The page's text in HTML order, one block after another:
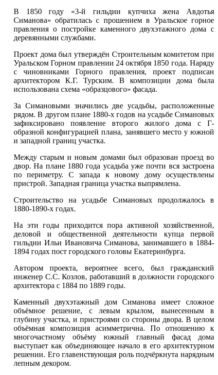
В 1850 году «3-й гильдии купчиха жена Авдотья
Симанова» обратилась с прошением в Уральское горное
правления о постройке каменного двухэтажного дома с
деревянными службами.
Проект дома был утверждён Строительным комитетом при
Уральском Горном правлении 24 октября 1850 года. Наряду
с чиновниками Горного правления, проект подписан
архитектором К.Г. Турским. В композиции дома была
использована схема «образцового» фасада.
За Симановыми значились две усадьбы, расположенные
рядом. В другом плане 1880-х годов на усадьбе Симановых
зафиксировано появление второго жилого дома с Г-
образной конфигурацией плана, занявшего место у южной
и западной границ участка.
Между старым и новым домами был образован проезд во
двор. На плане 1880 года усадьба уже почти вся застроена
по периметру. С запада к новому дому осуществлены
пристрой. Западная граница участка выпрямлена.
Строительство на усадьбе Симановых продолжалось в
1880-1890-х годах.
На эти годы приходится пора активной хозяйственной,
деловой и общественной деятельности купца первой
гильдии Ильи Ивановича Симанова, занимавшего в 1884-
1894 годах пост городского головы Екатеринбурга.
Автором проекта, вероятнее всего, был гражданский
инженер С.С. Козлов, работавший в должности городского
архитектора с 1884 по 1889 годы.
Каменный двухэтажный дом Симанова имеет сложное
объёмное решение, с левым крылом, вынесенным в
глубину участка, и пристроями со стороны двора. В целом
объёмная композиция асимметрична. По отношению к
многочастному объёму южный главный фасад дома
выступает как объединяющее начало в его архитектурном
решении. Его главенствующая роль подчёркнута нарядным
лепным декором.